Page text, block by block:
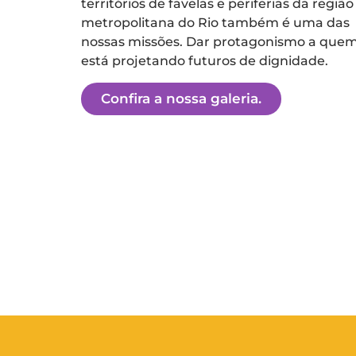
territórios de favelas e periferias da região
metropolitana do Rio também é uma das
nossas missões. Dar protagonismo a
está projetando futuros de dignidade.
Confira a nossa galeria.